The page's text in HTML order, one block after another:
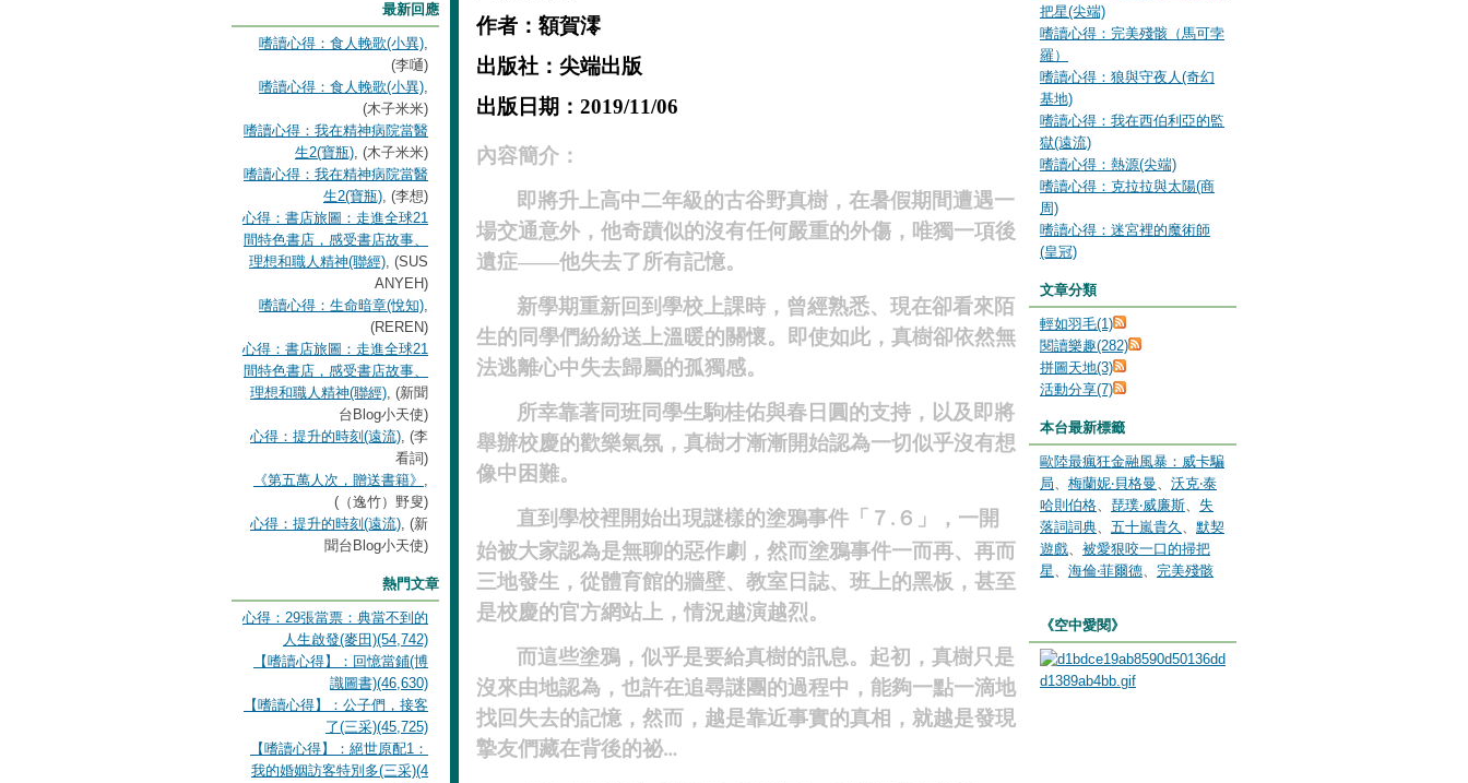
作者：額賀澪
出版社：尖端出版
出版日期： 2019/11/06
內容簡介：
即將升上高中二年級的古谷野真樹，在暑假期間遭遇一
場交通意外，他奇蹟似的沒有任何嚴重的外傷，唯獨一項後
遺症——他失去了所有記憶。
新學期重新回到學校上課時，曾經熟悉、現在卻看來陌
生的同學們紛紛送上溫暖的關懷。即使如此，真樹卻依然無
法逃離心中失去歸屬的孤獨感。
所幸靠著同班同學生駒桂佑與春日圓的支持，以及即將
舉辦校慶的歡樂氣氛，真樹才漸漸開始認為一切似乎沒有想
像中困難。
直到學校裡開始出現謎樣的塗鴉事件「７ . ６」 ， 一開
始被大家認為是無聊的惡作劇，然而塗鴉事件一而再、再而
三地發生，從體育館的牆壁、教室日誌、班上的黑板，甚至
是校慶的官方網站上，情況越演越烈。
而這些塗鴉，似乎是要給真樹的訊息。起初，真樹只是
沒來由地認為，也許在追尋謎團的過程中，能夠一點一滴地
找回失去的記憶，然而，越是靠近事實的真相，就越是發現
摯友們藏在背後的祕…
把星(尖端)
嗜讀心得：完美殘骸（馬可孛
羅）
嗜讀心得：狼與守夜人(奇幻
基地)
嗜讀心得：我在西伯利亞的監
獄(遠流)
嗜讀心得：熱源(尖端)
嗜讀心得：克拉拉與太陽(商
周)
嗜讀心得：迷宮裡的魔術師
(皇冠)
文章分類
輕如羽毛(1)
閱讀樂趣(282)
拼圖天地(3)
活動分享(7)
本台最新標籤
歐陸最瘋狂金融風暴：威卡騙
局、 梅蘭妮‧貝格曼、 沃克‧泰
哈則伯格、 琵璞‧威廉斯、 失
落詞詞典、 五十嵐貴久 、 默契
遊戲、 被愛狠咬一口的掃把
星、 海倫‧菲爾德、 完美殘骸
《空中愛閱》
最新回應
嗜讀心得：食人輓歌(小異),
(李嗵)
嗜讀心得：食人輓歌(小異),
(木子米米)
嗜讀心得：我在精神病院當醫
生2(寶瓶), (木子米米)
嗜讀心得：我在精神病院當醫
生2(寶瓶), (李想)
心得：書店旅圖：走進全球21
間特色書店，感受書店故事、
理想和職人精神(聯經), (SUS
ANYEH)
嗜讀心得：生命暗章(悅知),
(REREN)
心得：書店旅圖：走進全球21
間特色書店，感受書店故事、
理想和職人精神(聯經), (新聞
台Blog小天使)
心得：提升的時刻(遠流), (李
看詞)
《第五萬人次，贈送書籍》 ,
(（逸竹）野叟)
心得：提升的時刻(遠流), (新
聞台Blog小天使)
熱門文章
心得：29張當票：典當不到的
人生啟發(麥田)(54,742)
【嗜讀心得】：回憶當鋪(博
識圖書)(46,630)
【嗜讀心得】：公子們，接客
了(三采)(45,725)
【嗜讀心得】：絕世原配1：
我的婚姻訪客特別多(三采)(4